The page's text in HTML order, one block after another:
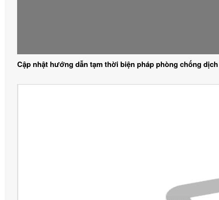
Cập nhật hướng dẫn tạm thời biện pháp phòng chống dịch